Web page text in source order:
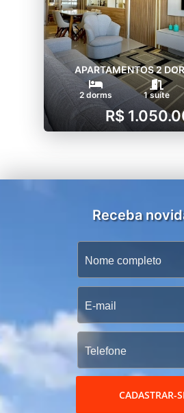
APARTAMENTOS 2
2 dorms 1 suíte
R$
Receba
CADASTRAR-